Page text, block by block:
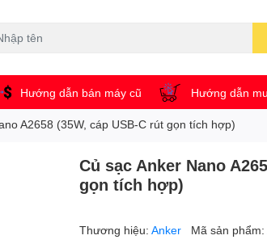
Hướng dẫn bán máy cũ Hướng dẫn
A2658 (35W, cáp USB-C rút gọn tích hợp)
Củ sạc Anker Nano
gọn tích hợp)
Thương hiệu:Anker Mã sản phẩm: